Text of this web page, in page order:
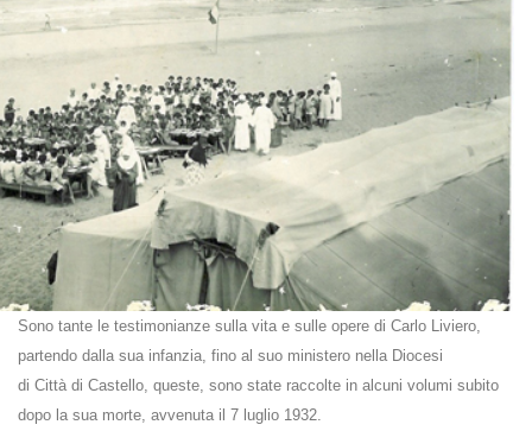
Sono tante le testimonianze sulla vita e sulle opere di Carlo Liviero,
partendo dalla sua infanzia, fino al suo ministero nella Diocesi
di Città di Castello, queste, sono state raccolte in alcuni volumi subito
dopo la sua morte, avvenuta il 7 luglio 1932.